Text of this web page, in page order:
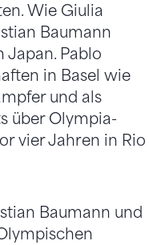
Wie Giulia
Baumann
Pablo
in Basel wie
und als
über Olympia-
vier Jahren in Rio
Baumann und